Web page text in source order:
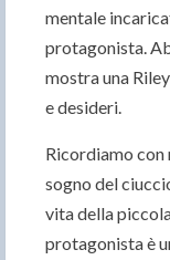
mentale
protagonista.
mostra una
e desideri.
Ricordiamo con
sogno del
vita della
protagonista è